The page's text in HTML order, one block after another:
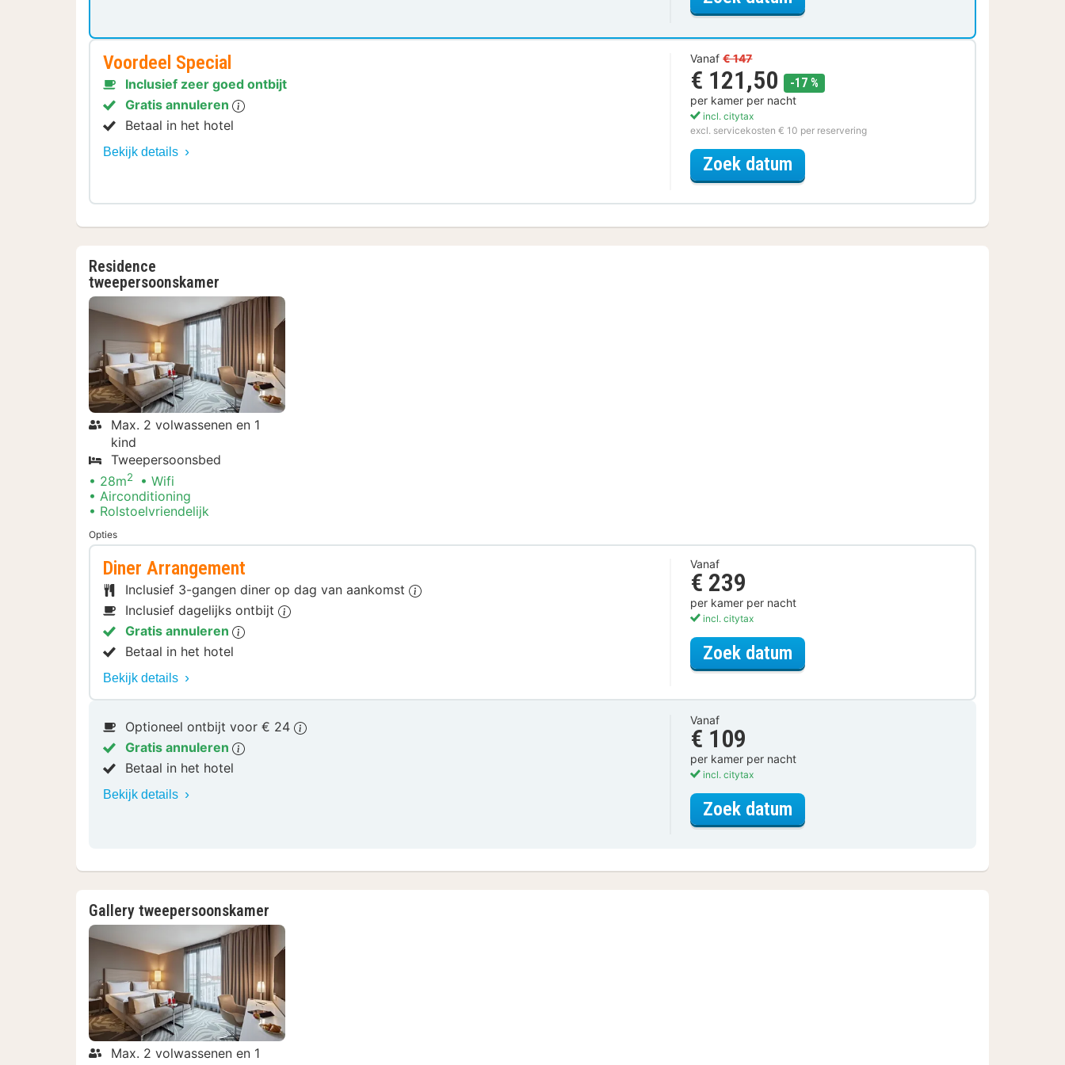
Voordeel Special
Inclusief zeer goed ontbijt
Gratis annuleren
Betaal in het hotel
Bekijk details
Vanaf € 147
€ 121,50 -17 %
per kamer per nacht
incl. citytax
excl. servicekosten € 10 per reservering
Zoek datum
Residence
tweepersoonskamer
Max. 2 volwassenen en 1
kind
Tweepersoonsbed
28m2
Wifi
Airconditioning
Rolstoelvriendelijk
Opties
Diner Arrangement
Inclusief 3-gangen diner op dag van aankomst
Inclusief dagelijks ontbijt
Gratis annuleren
Betaal in het hotel
Bekijk details
Vanaf
€ 239
per kamer per nacht
incl. citytax
Zoek datum
Optioneel ontbijt voor € 24
Gratis annuleren
Betaal in het hotel
Bekijk details
Vanaf
€ 109
per kamer per nacht
incl. citytax
Zoek datum
Gallery tweepersoonskamer
Max. 2 volwassenen en 1